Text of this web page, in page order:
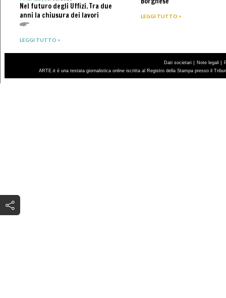
Nel futuro degli Uffizi. Tra due
anni la chiusura dei lavori
LEGGI TUTTO >
LEGGI TUTTO >
Dati societari | Note legali |
ARTE.it è una testata giornalistica online iscritta al Registro della Stampa presso il